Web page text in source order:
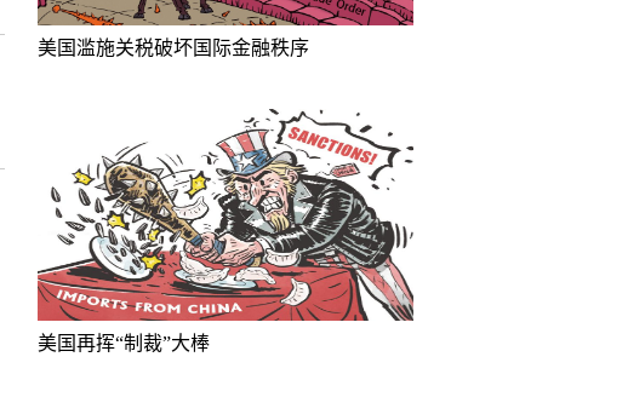
美国滥施关税破坏国际金融秩序
美国再挥“制裁”大棒